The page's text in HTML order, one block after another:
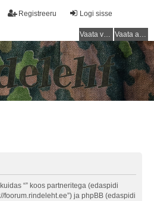
Logi sisse
Registreeru
Vaata vastamata teemasi Vaata aktiivseid teemasid
“” koos partneritega (edaspidi
foorum.rindeleht.ee”) ja phpBB (edaspidi